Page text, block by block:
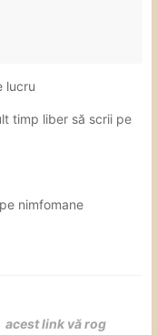
lucru
timp liber să scrii pe
nimfomane
acest link vă rog